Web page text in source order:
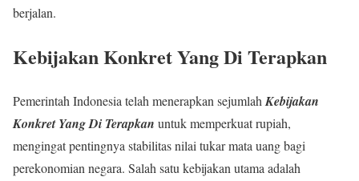
berjalan.
Kebijakan Konkret Yang Di Terapkan
Pemerintah Indonesia telah menerapkan sejumlah Kebijakan
Konkret Yang Di Terapkan untuk memperkuat rupiah,
mengingat pentingnya stabilitas nilai tukar mata uang bagi
perekonomian negara. Salah satu kebijakan utama adalah